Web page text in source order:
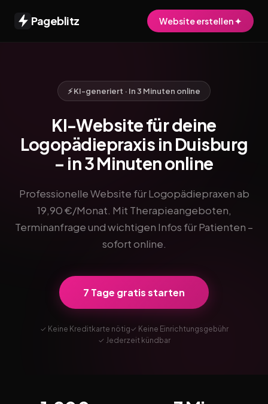
Pageblitz Website erstellen ✦
⚡ KI-generiert · In 3 Minuten online
KI-Website für deine
Logopädiepraxis in Duisburg
– in 3 Minuten online
Professionelle Website für Logopädiepraxen ab
19,90 €/Monat. Mit Therapieangeboten,
Terminanfrage und wichtigen Infos für Patienten –
sofort online.
7 Tage gratis starten
✓ Keine Kreditkarte nötig✓ Keine Einrichtungsgebühr
✓ Jederzeit kündbar